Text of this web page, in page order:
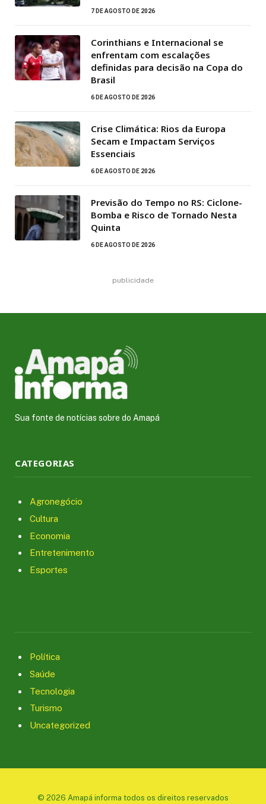
7 DE AGOSTO DE 2026
Corinthians e Internacional se
enfrentam com escalações
definidas para decisão na Copa do
Brasil
6 DE AGOSTO DE 2026
Crise Climática: Rios da Europa
Secam e Impactam Serviços
Essenciais
6 DE AGOSTO DE 2026
Previsão do Tempo no RS: Ciclone-
Bomba e Risco de Tornado Nesta
Quinta
6 DE AGOSTO DE 2026
publicidade
Sua fonte de notícias sobre do Amapá
CATEGORIAS
Agronegócio
Cultura
Economia
Entretenimento
Esportes
Política
Saúde
Tecnologia
Turismo
Uncategorized
© 2026 Amapá informa todos os direitos reservados